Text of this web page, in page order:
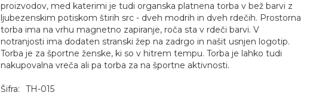
proizvodov, med katerimi je tudi organska platnena torba v bež barvi z
ljubezenskim potiskom štirih src - dveh modrih in dveh rdečih. Prostorna
torba ima na vrhu magnetno zapiranje, roča sta v rdeči barvi. V
notranjosti ima dodaten stranski žep na zadrgo in našit usnjen logotip.
Torba je za športne ženske, ki so v hitrem tempu. Torba je lahko tudi
nakupovalna vreča ali pa torba za na športne aktivnosti.
Šifra: TH-015